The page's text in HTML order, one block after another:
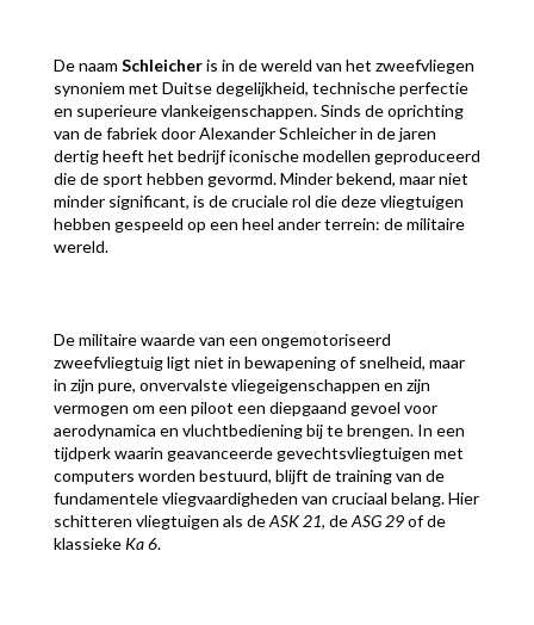
De naam Schleicheris in de wereld van het zweefvliegen
synoniem met Duitse degelijkheid, technische perfectie
en superieure vlankeigenschappen. Sinds de oprichting
van de fabriek door Alexander Schleicher in de jaren
dertig heeft het bedrijf iconische modellen geproduceerd
die de sport hebben gevormd. Minder bekend, maar niet
minder significant, is de cruciale rol die deze vliegtuigen
hebben gespeeld op een heel ander terrein: de militaire
wereld.
De militaire waarde van een ongemotoriseerd
zweefvliegtuig ligt niet in bewapening of snelheid, maar
in zijn pure, onvervalste vliegeigenschappen en zijn
vermogen om een piloot een diepgaand gevoel voor
aerodynamica en vluchtbediening bij te brengen. In een
tijdperk waarin geavanceerde gevechtsvliegtuigen met
computers worden bestuurd, blijft de training van de
fundamentele vliegvaardigheden van cruciaal belang. Hier
schitteren vliegtuigen als deASK 21, deASG 29of de
klassieke Ka 6.